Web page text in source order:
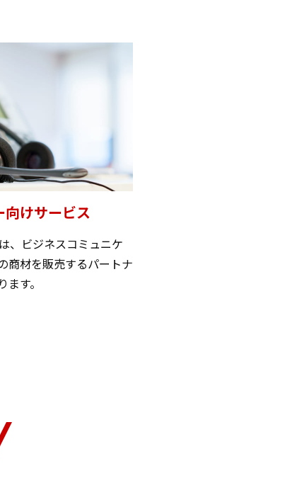
向けサービス
、ビジネスコミュニケ
商材を販売するパートナ
す。